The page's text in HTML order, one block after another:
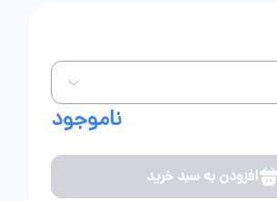
ناموجود
افزودن به سبد خرید